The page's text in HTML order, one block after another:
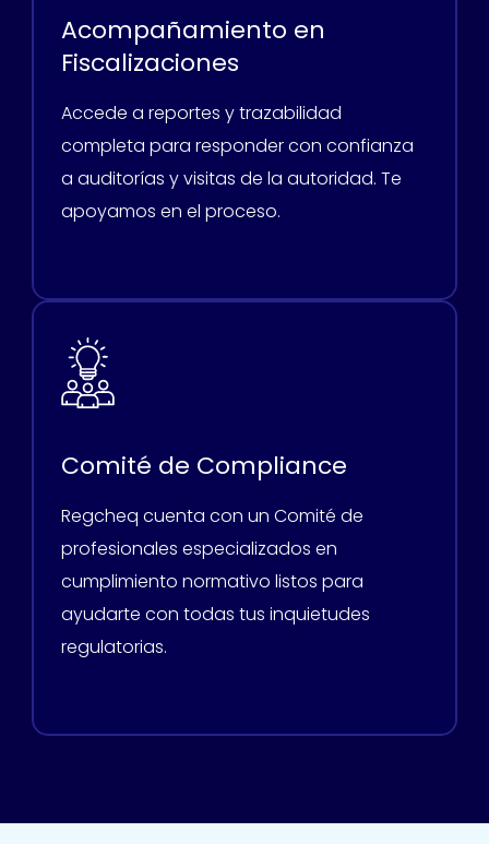
Acompañamiento en
Fiscalizaciones
Accede a reportes y trazabilidad
completa para responder con confianza
a auditorías y visitas de la autoridad. Te
apoyamos en el proceso.
Comité de Compliance
Regcheq cuenta con un Comité de
profesionales especializados en
cumplimiento normativo listos para
ayudarte con todas tus inquietudes
regulatorias.